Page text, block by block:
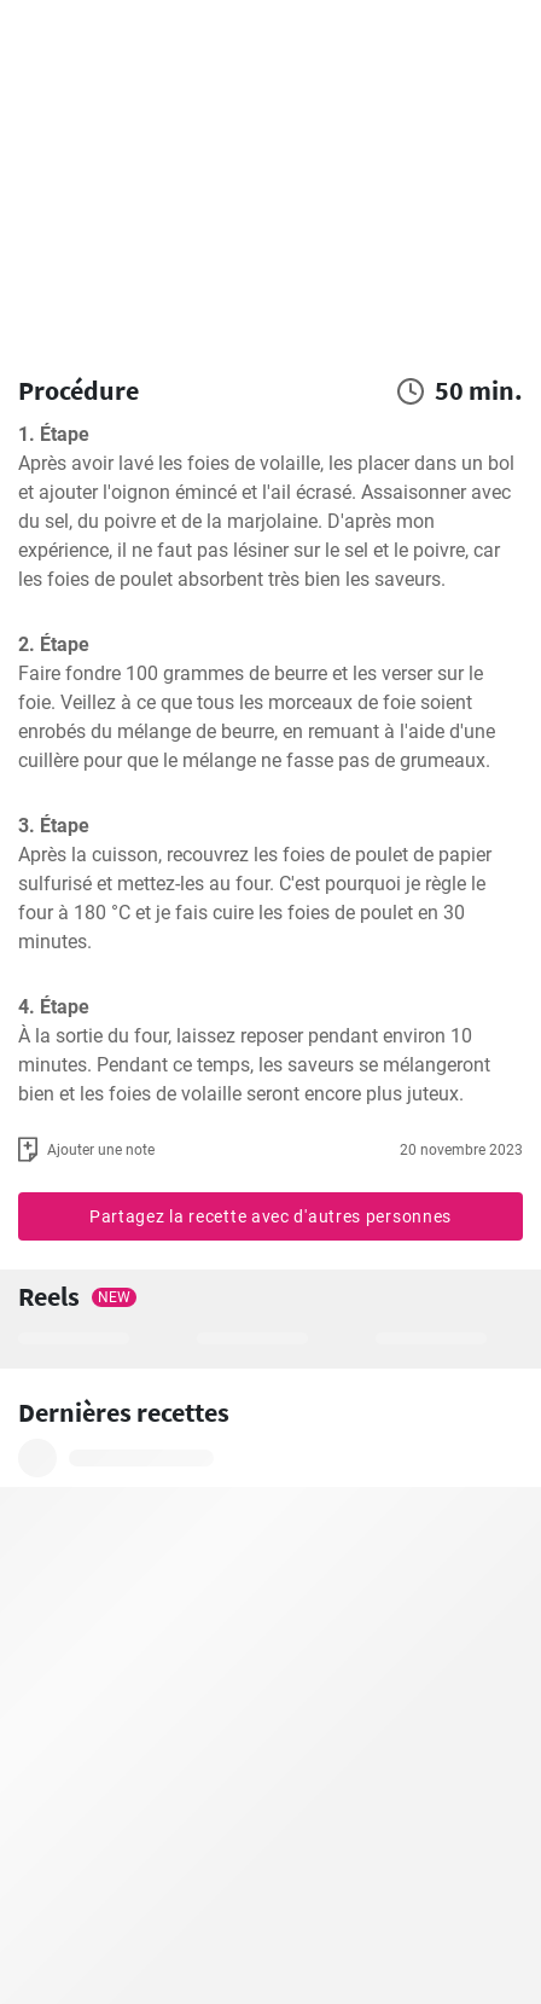
Procédure 50 min.
1. Étape
Après avoir lavé les foies de volaille, les placer dans un bol
et ajouter l'oignon émincé et l'ail écrasé. Assaisonner avec
du sel, du poivre et de la marjolaine. D'après mon
expérience, il ne faut pas lésiner sur le sel et le poivre, car
les foies de poulet absorbent très bien les saveurs.
2. Étape
Faire fondre 100 grammes de beurre et les verser sur le
foie. Veillez à ce que tous les morceaux de foie soient
enrobés du mélange de beurre, en remuant à l'aide d'une
cuillère pour que le mélange ne fasse pas de grumeaux.
3. Étape
Après la cuisson, recouvrez les foies de poulet de papier
sulfurisé et mettez-les au four. C'est pourquoi je règle le
four à 180 °C et je fais cuire les foies de poulet en 30
minutes.
4. Étape
À la sortie du four, laissez reposer pendant environ 10
minutes. Pendant ce temps, les saveurs se mélangeront
bien et les foies de volaille seront encore plus juteux.
Ajouter une note 20 novembre 2023
Partagez la recette avec d'autres personnes
Reels NEW
Dernières recettes